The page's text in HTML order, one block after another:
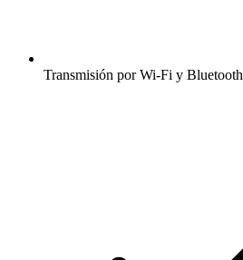
Transmisión por Wi-Fi y Bluetooth